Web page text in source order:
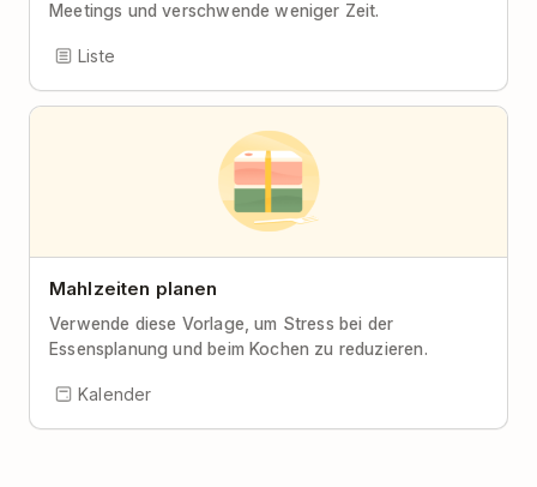
Meetings und verschwende weniger Zeit.
Liste
Mahlzeiten planen
Verwende diese Vorlage, um Stress bei der
Essensplanung und beim Kochen zu reduzieren.
Kalender